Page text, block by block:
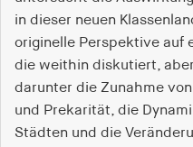
in dieser neuen
originelle Perspektive auf
die weithin diskutiert,
darunter die Zunahme
und Prekarität, die
Städten und die